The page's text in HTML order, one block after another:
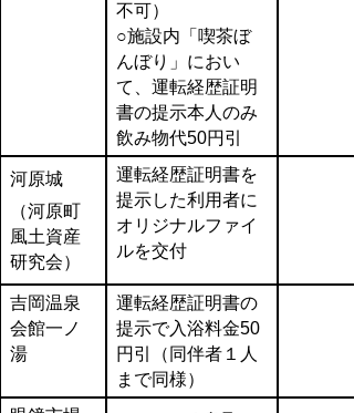
不可）
○施設内「喫茶ぼ
んぼり」におい
て、運転経歴証明
書の提示本人のみ
飲み物代50円引
河原城
（河原町
風土資産
研究会）
運転経歴証明書を
提示した利用者に
オリジナルファイ
ルを交付
吉岡温泉
会館一ノ
湯
運転経歴証明書の
提示で入浴料金50
円引（同伴者１人
まで同様）